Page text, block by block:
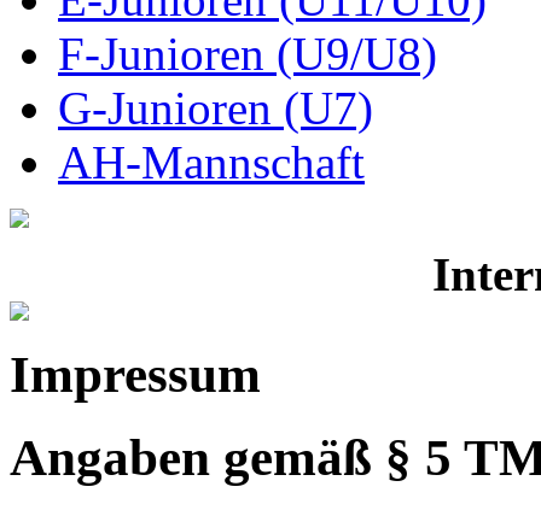
F-Junioren (U9/U8)
G-Junioren (U7)
AH-Mannschaft
Impressum
Angaben gemäß § 5